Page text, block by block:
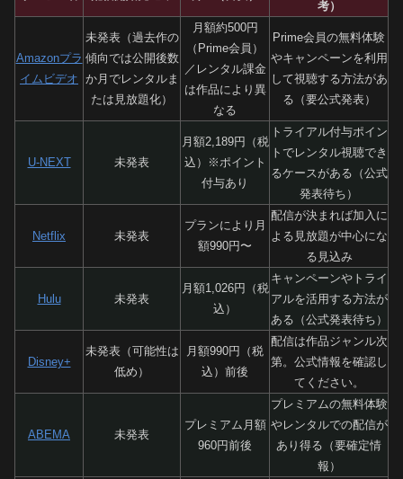
考）
Amazonプラ
イムビデオ
未発表（過去作の
傾向では公開後数
か月でレンタルま
たは見放題化）
月額約500円
（Prime会員）
／レンタル課金
は作品により異
なる
Prime会員の無料体験
やキャンペーンを利用
して視聴する方法があ
る（要公式発表）
U-NEXT 未発表
月額2,189円（税
込）※ポイント
付与あり
トライアル付与ポイン
トでレンタル視聴でき
るケースがある（公式
発表待ち）
Netflix 未発表
プランにより月
額990円〜
配信が決まれば加入に
よる見放題が中心にな
る見込み
Hulu 未発表
月額1,026円（税
込）
キャンペーンやトライ
アルを活用する方法が
ある（公式発表待ち）
Disney+
未発表（可能性は
低め）
月額990円（税
込）前後
配信は作品ジャンル次
第。公式情報を確認し
てください。
ABEMA 未発表
プレミアム月額
960円前後
プレミアムの無料体験
やレンタルでの配信が
あり得る（要確定情
報）